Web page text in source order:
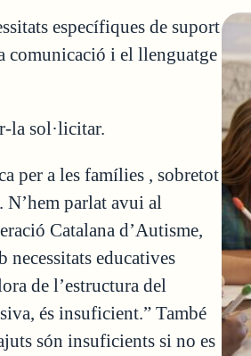
específiques de suport
comunicació i el llenguatge
la sol·licitar.
per a les famílies , sobretot
parlat avui al
Catalana d’Autisme,
necessitats educatives
de l’estructura del
és insuficient.” També
són insuficients si no es